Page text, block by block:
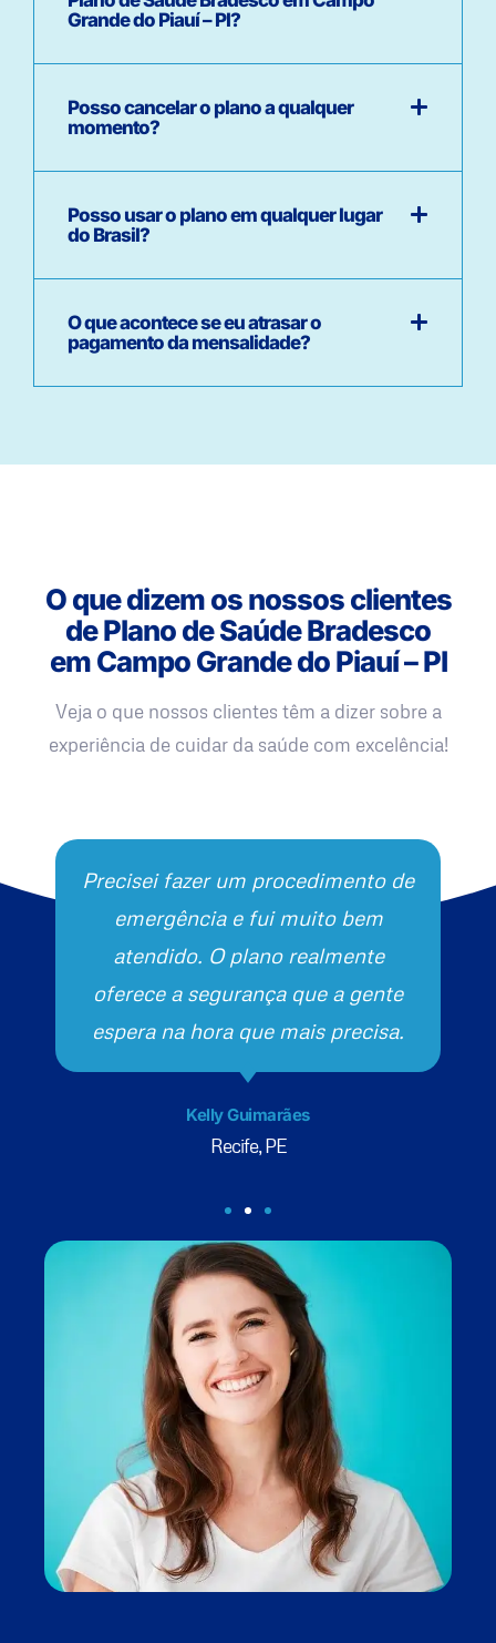
Grande do Piauí – PI?
Posso cancelar o plano a qualquer
momento?
Posso usar o plano em qualquer lugar
do Brasil?
O que acontece se eu atrasar o
pagamento da mensalidade?
O que dizem os nossos clientes
de Plano de Saúde Bradesco
em Campo Grande do Piauí – PI
Veja o que nossos clientes têm a dizer sobre a
experiência de cuidar da saúde com excelência!
Precisei fazer um procedimento de
emergência e fui muito bem
atendido. O plano realmente
oferece a segurança que a gente
espera na hora que mais precisa.
Kelly Guimarães
Recife, PE